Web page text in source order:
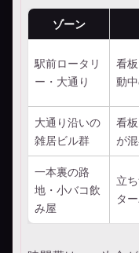
ゾーン
駅前ロータリ
ー・大通り
看
動
大通り沿いの
雑居ビル群
看
が
一本裏の路
地・小バコ飲
み屋
立
タ